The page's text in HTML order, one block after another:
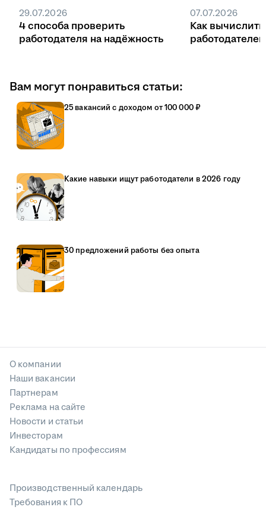
29.07.2026
4 способа проверить
работодателя на надёжность
07.07.2026
Как вычислить
Вам могут понравиться статьи:
25 вакансий с доходом от 100 000 ₽
Какие навыки ищут работодатели в 2026 году
30 предложений работы без опыта
О компании
Наши вакансии
Партнерам
Реклама на сайте
Новости и статьи
Инвесторам
Кандидаты по профессиям
Производственный календарь
Требования к ПО